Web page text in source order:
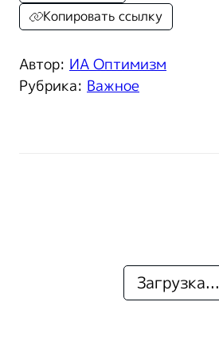
Автор: ИА Оптимизм
Рубрика: Важное
Копировать ссылку
Загрузка...